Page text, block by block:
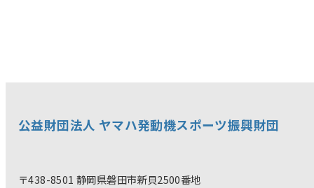
公益財団法人 ヤマハ発動機スポーツ振興財団
〒438-8501 静岡県磐田市新貝2500番地